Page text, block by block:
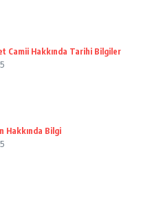
Camii Hakkında Tarihi Bilgiler
Hakkında Bilgi